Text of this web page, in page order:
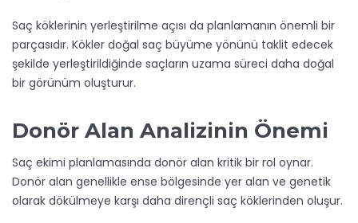
Saç köklerinin yerleştirilme açısı da planlamanın önemli bir
parçasıdır. Kökler doğal saç büyüme yönünü taklit edecek
şekilde yerleştirildiğinde saçların uzama süreci daha doğal
bir görünüm oluşturur.
Donör Alan Analizinin Önemi
Saç ekimi planlamasında donör alan kritik bir rol oynar.
Donör alan genellikle ense bölgesinde yer alan ve genetik
olarak dökülmeye karşı daha dirençli saç köklerinden oluşur.